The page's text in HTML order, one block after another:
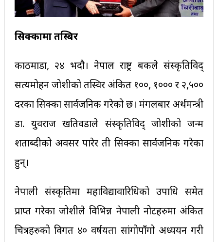
सिक्कामा तस्बिर
काठमाडौं, २४ भदौ। नेपाल राष्ट्र बैंकले संस्कृतिविद्
सत्यमोहन जोशीको तस्विर अंकित १००, १००० र २,५००
दरका सिक्का सार्वजनिक गरेको छ। मंगलबार अर्थमन्त्री
डा. युवराज खतिवडाले संस्कृतिविद् जोशीको जन्म
शताब्दीको अवसर पारेर ती सिक्का सार्वजनिक गरेका
हुन्।
नेपाली संस्कृतिमा महाविद्यावारिधिको उपाधि समेत
प्राप्त गरेका जोशीले विभिन्न नेपाली नोटहरुमा अंकित
चित्रहरुको विगत ४० वर्षयता सांगोपाँगो अध्ययन गरी